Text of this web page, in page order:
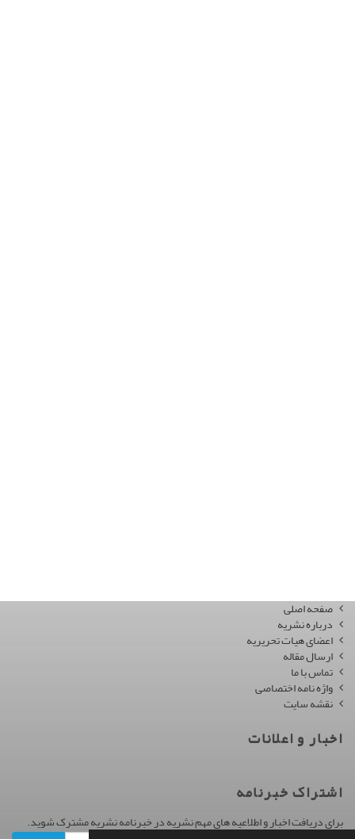
صفحه اصلی
درباره نشریه
اعضای هیات تحریریه
ارسال مقاله
تماس با ما
واژه نامه اختصاصی
نقشه سایت
اخبار و اعلانات
اشتراک خبرنامه
برای دریافت اخبار و اطلاعیه های مهم نشریه در خبرنامه نشریه مشترک شوید.